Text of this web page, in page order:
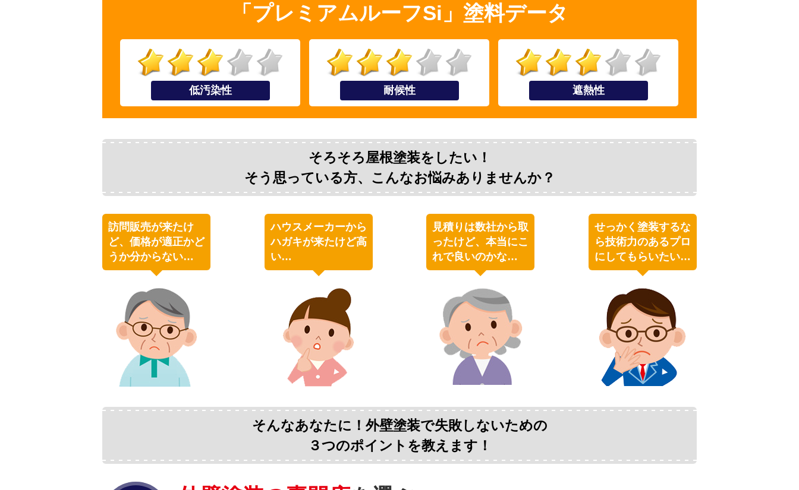
「プレミアムルーフSi」塗料データ
低汚染性 耐候性 遮熱性
そろそろ屋根塗装をしたい！
そう思っている方、 こんなお悩みありませんか？
訪問販売が来たけ
ど、価格が適正かど
うか分からない…
ハウスメーカーから
ハガキが来たけど高
い…
見積りは数社から取
ったけど、本当にこ
れで良いのかな…
せっかく塗装するな
ら技術力のあるプロ
にしてもらいたい…
そんなあなたに！外壁塗装で失敗しないための
３つのポイントを教えます！